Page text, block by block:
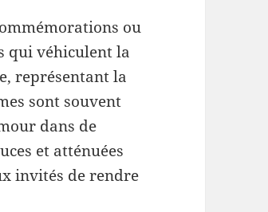
ou
qui véhiculent la
représentant la
sont souvent
dans de
et atténuées
invités de rendre